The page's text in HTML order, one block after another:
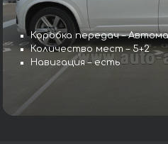
Коробка передач –
Количество мест – 5+2
Навигация – есть